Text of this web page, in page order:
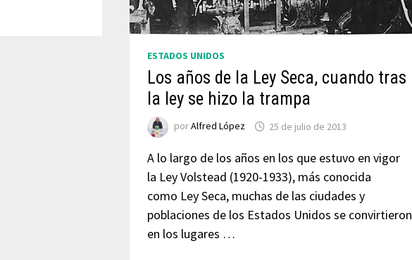
ESTADOS UNIDOS
Los años de la Ley Seca, cuando tras
la ley se hizo la trampa
porAlfred López 25 de julio de 2013
A lo largo de los años en los que estuvo en vigor
la Ley Volstead (1920-1933), más conocida
como Ley Seca, muchas de las ciudades y
poblaciones de los Estados Unidos se convirtieron
en los lugares …